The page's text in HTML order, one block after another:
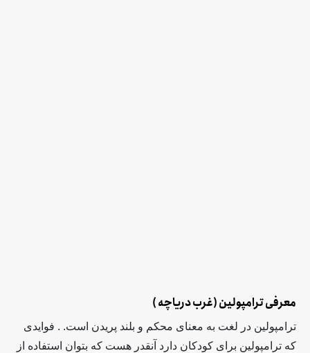
معرفی ترامپولین (غرب دریاچه )
ترامپولین در لغت به معنای محکم و بلند پریدن است. . فوایدی
که ترامپولین برای کودکان دارد آنقدر هست که بتوان استفاده از